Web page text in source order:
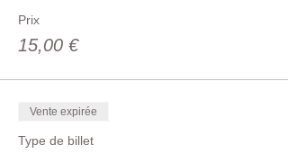
Prix
15,00 €
Vente expirée
Type de billet